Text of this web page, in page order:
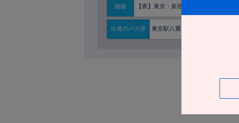
路線 【夜】東京・新宿⇔京阪神
出発のバス停 東京駅八重洲南口